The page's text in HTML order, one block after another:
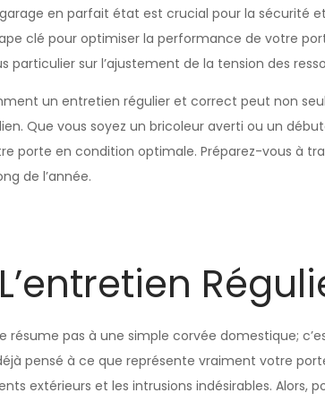
en parfait état est crucial pour la sécurité
clé pour optimiser la performance de votre
sur l’ajustement de la tension des
un entretien régulier et correct peut non
Que vous soyez un bricoleur averti ou un
porte en condition optimale. Préparez-vous à
de l’année.
résume pas à une simple corvée domestique;
pensé à ce que représente vraiment votre
extérieurs et les intrusions indésirables. Alors,